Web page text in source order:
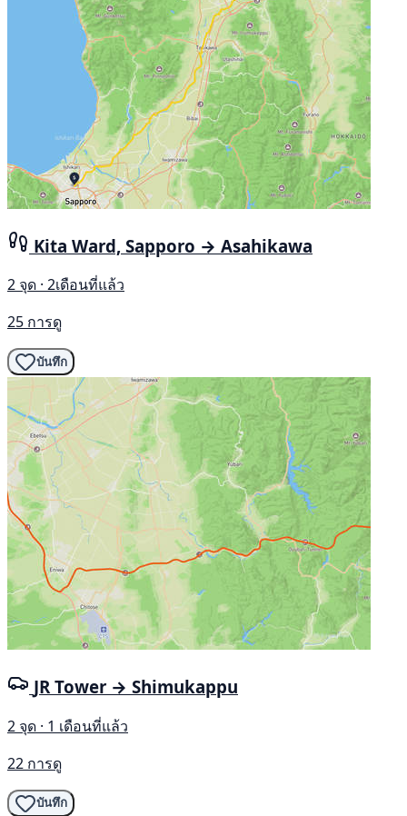
Kita Ward, Sapporo → Asahikawa
2 จุด · 2เดือนที่แล้ว
25 การดู
บันทึก
JR Tower → Shimukappu
2 จุด · 1 เดือนที่แล้ว
22 การดู
บันทึก